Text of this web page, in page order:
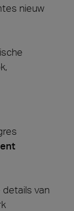
nieuw
van